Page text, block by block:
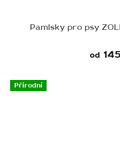
Pamlsky pro psy
od
Přírodní